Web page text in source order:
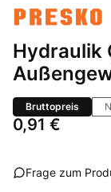
Hydraulik
Bruttopreis
Preis
0,91 €
Frage zum